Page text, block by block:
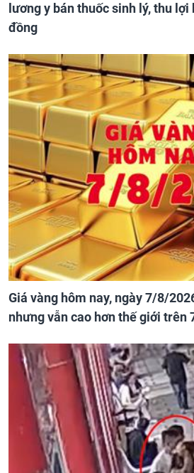
lương y bán thuốc sinh lý, thu
đồng
Giá vàng hôm nay, ngày 7/8/
nhưng vẫn cao hơn thế giới trên